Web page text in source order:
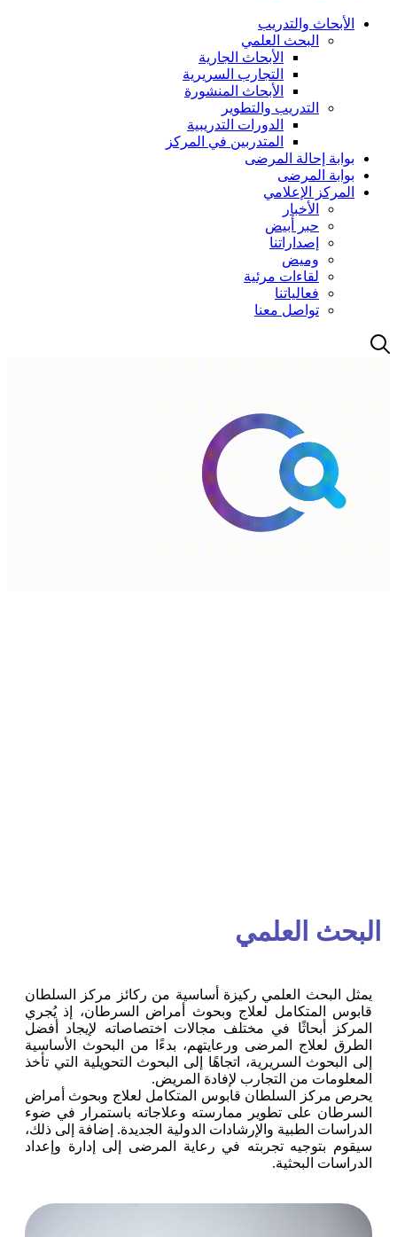
الأبحاث والتدريب
البحث العلمي
الأبحاث الجارية
التجارب السريرية
الأبحاث المنشورة
التدريب والتطوير
الدورات التدريبية
المتدربين في المركز
بوابة إحالة المرضى
بوابة المرضى
المركز الإعلامي
الأخبار
حبر أبيض
إصداراتنا
وميض
لقاءات مرئية
فعالياتنا
تواصل معنا
البحث العلمي
يمثل البحث العلمي ركيزة أساسية من ركائز مركز السلطان
قابوس المتكامل لعلاج وبحوث أمراض السرطان، إذ يُجري
المركز أبحاثًا في مختلف مجالات اختصاصاته لإيجاد أفضل
الطرق لعلاج المرضى ورعايتهم، بدءًا من البحوث الأساسية
إلى البحوث السريرية، اتجاهًا إلى البحوث التحويلية التي تأخذ
المعلومات من التجارب لإفادة المريض.
يحرص مركز السلطان قابوس المتكامل لعلاج وبحوث أمراض
السرطان على تطوير ممارسته وعلاجاته باستمرار في ضوء
الدراسات الطبية والإرشادات الدولية الجديدة. إضافة إلى ذلك،
سيقوم بتوجيه تجربته في رعاية المرضى إلى إدارة وإعداد
الدراسات البحثية.